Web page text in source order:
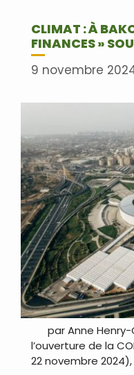
CLIMAT : À
FINANCES »
9 novembre
par Anne Henry-
l’ouverture de la
22 novembre